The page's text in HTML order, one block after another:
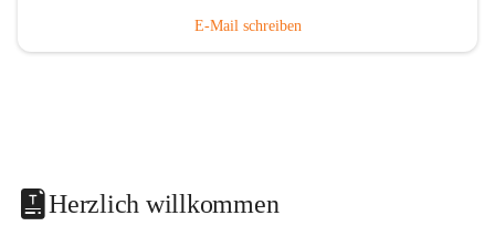
E-Mail schreiben
Herzlich willkommen